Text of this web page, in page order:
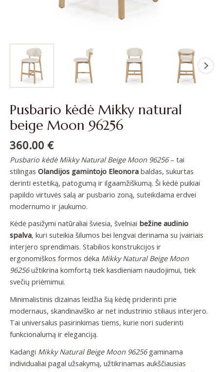
Pusbario kėdė Mikky natural
beige Moon 96256
360.00 €
Pusbario kėdė Mikky Natural Beige Moon 96256– tai
stilingas Olandijos gamintojo Eleonora baldas, sukurtas
derinti estetiką, patogumą ir ilgaamžiškumą. Ši kėdė puikiai
papildo virtuvės salą ar pusbario zoną, suteikdama erdvei
modernumo ir jaukumo.
Kėdė pasižymi natūraliai šviesia, švelniai bežine audinio
spalva, kuri suteikia šilumos bei lengvai derinama su įvairiais
interjero sprendimais. Stabilios konstrukcijos ir
ergonomiškos formos dėka Mikky Natural Beige Moon
96256užtikrina komfortą tiek kasdieniam naudojimui, tiek
svečių priėmimui.
Minimalistinis dizainas leidžia šią kėdę priderinti prie
modernaus, skandinaviško ar net industrinio stiliaus interjero.
Tai universalus pasirinkimas tiems, kurie nori suderinti
funkcionalumą ir eleganciją.
Kadangi Mikky Natural Beige Moon 96256gaminama
individualiai pagal užsakymą, užtikrinamas aukščiausias